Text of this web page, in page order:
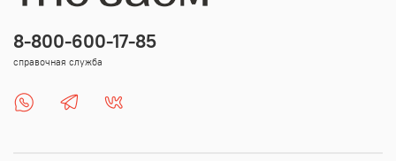
8-800-600-17-85
справочная служба